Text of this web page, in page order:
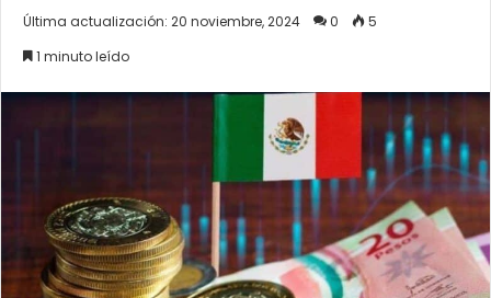
Última actualización: 20 noviembre, 2024
0
5
1 minuto leído